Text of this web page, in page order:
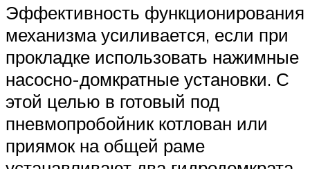
Эффективность функционирования
механизма усиливается, если при
прокладке использовать нажимные
насосно-домкратные установки. С
этой целью в готовый под
пневмопробойник котлован или
приямок на общей раме